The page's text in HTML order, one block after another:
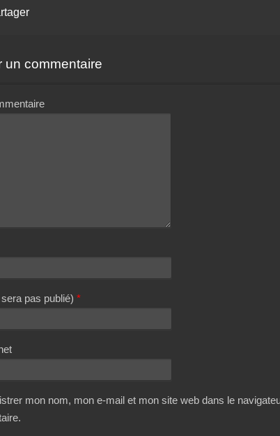
un commentaire
pas publié) *
mon nom, mon e-mail et mon site web dans le